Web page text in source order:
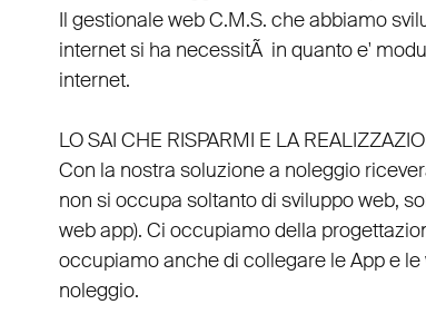
Il gestionale web C.M.S. che abbiamo
internet si ha necessitÃ in quanto e'
internet.
LO SAI CHE RISPARMI E LA
Con la nostra soluzione a noleggio
non si occupa soltanto di sviluppo web,
web app). Ci occupiamo della
occupiamo anche di collegareleAppe le
noleggio.